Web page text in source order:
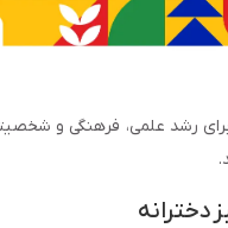
برای رشد علمی، فرهنگی و